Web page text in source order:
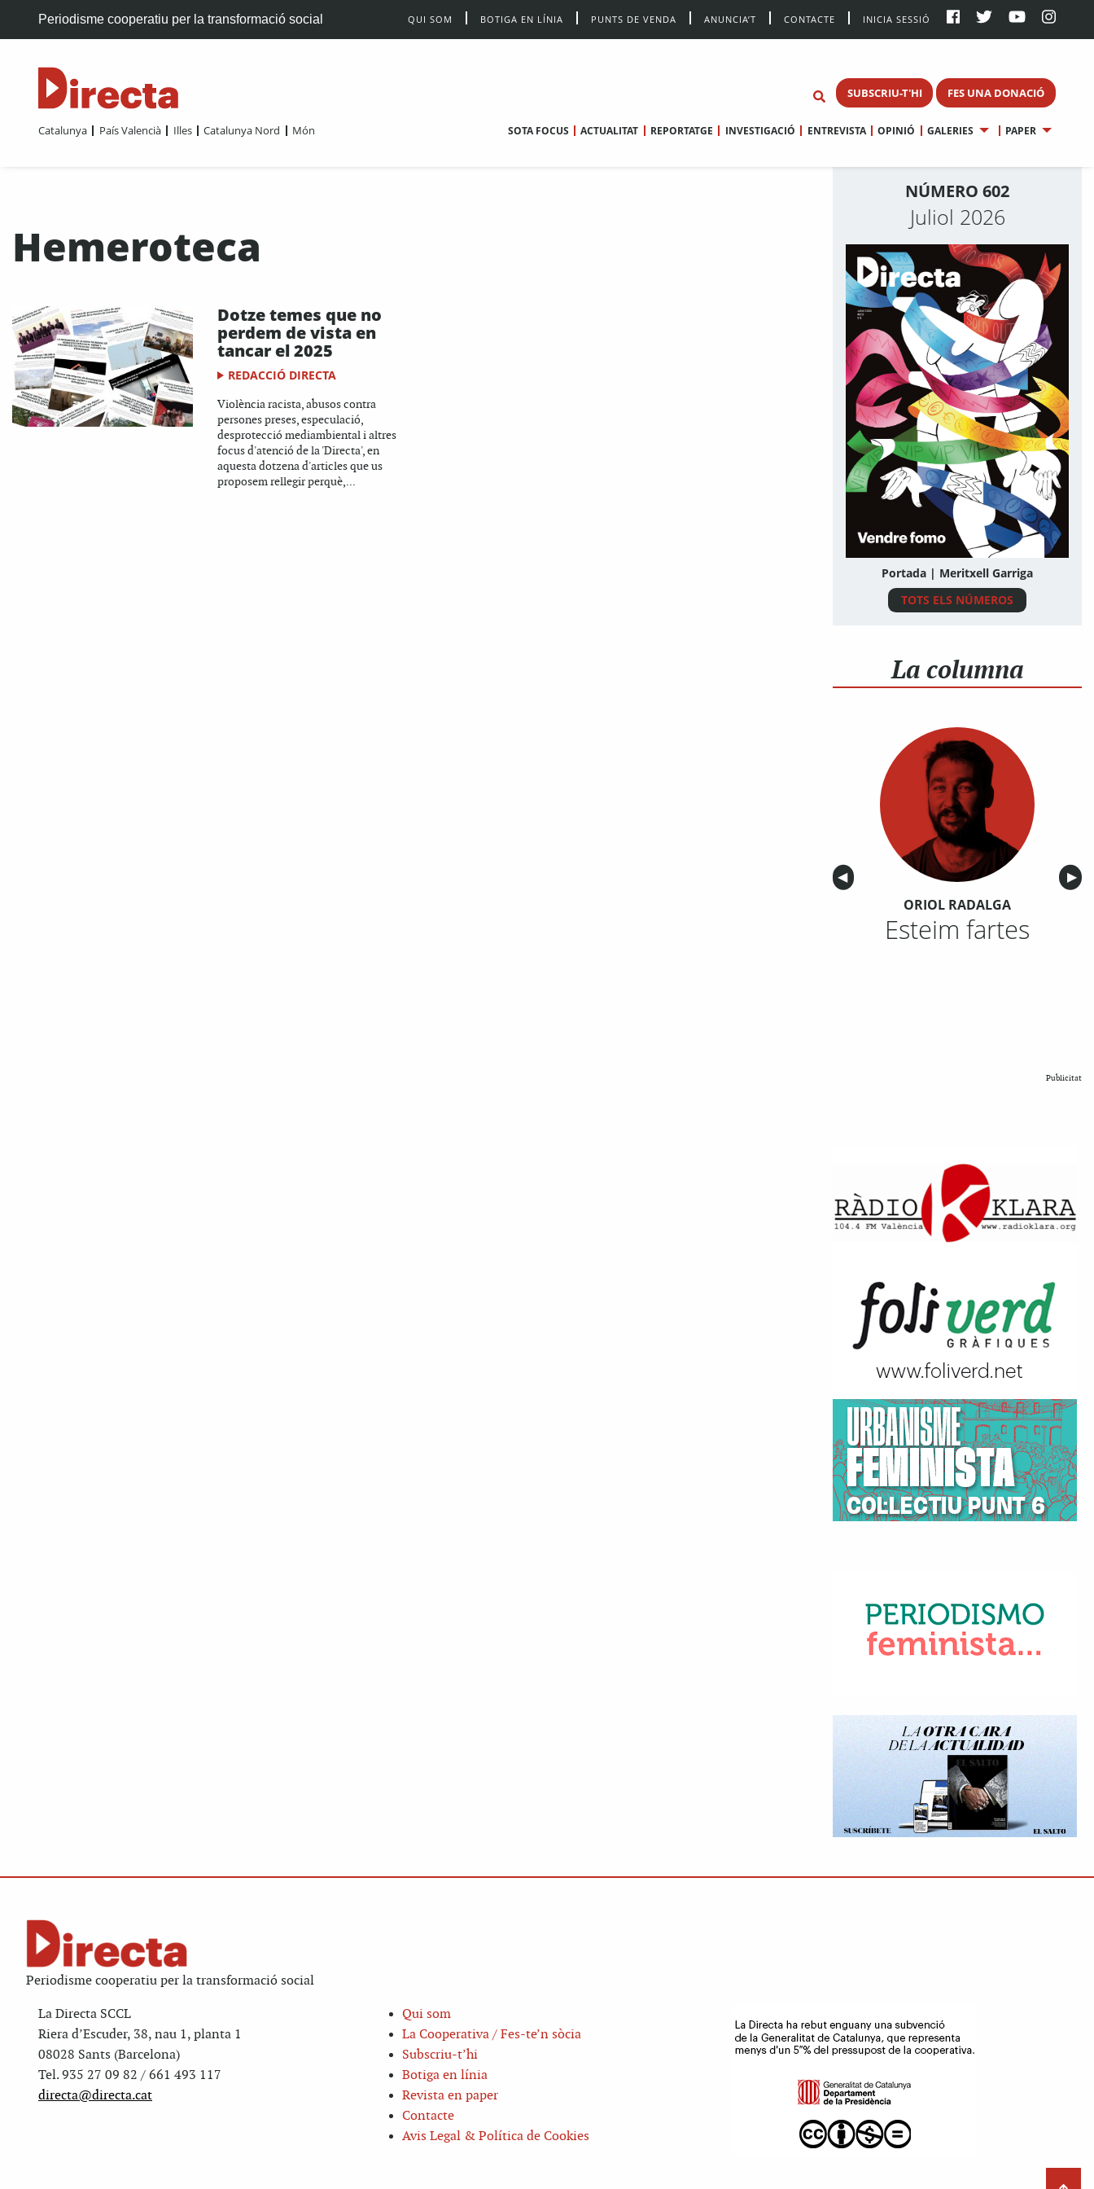
Periodisme cooperatiu per la transformació social QUI SOM BOTIGA EN LÍNIA PUNTS DE VENDA ANUNCIA’T CONTACTE INICIA SESSIÓ
SUBSCRIU-T'HI FES UNA DONACIÓ
Catalunya País Valencià Illes Catalunya Nord Món SOTA FOCUS ACTUALITAT REPORTATGE INVESTIGACIÓ ENTREVISTA OPINIÓ GALERIES PAPER
Hemeroteca
Dotze temes que no
perdem de vista en
tancar el 2025
REDACCIÓ DIRECTA
Violència racista, abusos contra
persones preses, especulació,
desprotecció mediambiental i altres
focus d'atenció de la 'Directa', en
aquesta dotzena d'articles que us
proposem rellegir perquè,...
NÚMERO 602
Juliol 2026
Portada | Meritxell Garriga
TOTS ELS NÚMEROS
La columna
Anterior
◀︎ ▶︎
ORIOL RADALGA
Esteim fartes
Publicitat
Periodisme cooperatiu per la transformació social
La Directa SCCL
Riera d’Escuder, 38, nau 1, planta 1
08028 Sants (Barcelona)
Tel. 935 27 09 82 / 661 493 117
directa@directa.cat
Qui som
La Cooperativa / Fes-te’n sòcia
Subscriu-t’hi
Botiga en línia
Revista en paper
Contacte
Avis Legal & Política de Cookies